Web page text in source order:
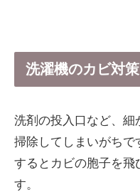
洗濯機のカビ対
洗剤の投入口など、
掃除してしまいがちで
するとカビの胞子を飛
す。